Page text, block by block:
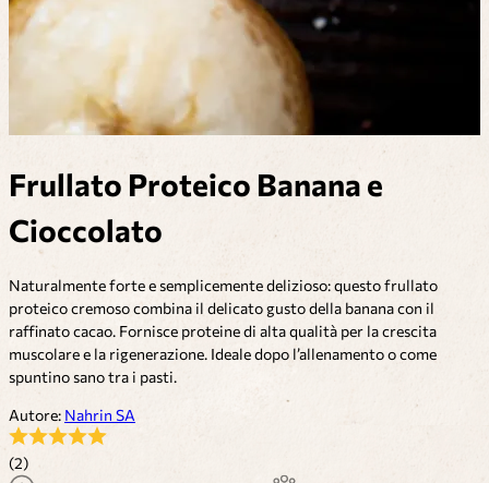
Frullato Proteico Banana e
Cioccolato
Naturalmente forte e semplicemente delizioso: questo frullato
proteico cremoso combina il delicato gusto della banana con il
raffinato cacao. Fornisce proteine di alta qualità per la crescita
muscolare e la rigenerazione. Ideale dopo l’allenamento o come
spuntino sano tra i pasti.
Autore: Nahrin SA
(2)